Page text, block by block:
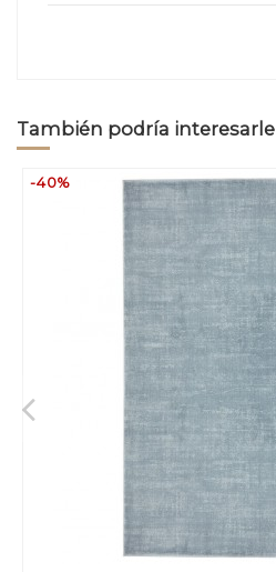
También podría interesarle
-40%